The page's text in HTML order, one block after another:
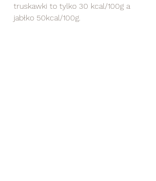
truskawki to tylko 30 kcal/100g a
jabłko 50kcal/100g.